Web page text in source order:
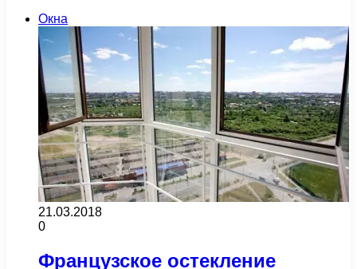
Окна
21.03.2018
0
Французское остекление